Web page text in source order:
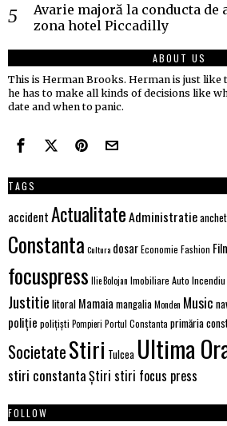
Avarie majoră la conducta de
zona hotel Piccadilly
ABOUT US
This is Herman Brooks. Herman is just like
he has to make all kinds of decisions like
date and when to panic.
TAGS
accidentActualitateAdministratie
Constanta Cultura dosarEconomie Fashion
focuspress Ilie Bolojan Imobiliare Auto Incendiu
Justitie litoral Mamaia mangaliaMonden Music
poliție polițiști Pompieri Portul Constanta primăria
SocietateStiri Tulcea Ultima
stiri constantaȘtiri stiri focus press
FOLLOW